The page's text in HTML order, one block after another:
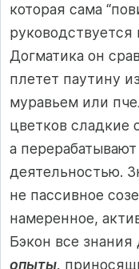
которая сама
руководствуется
Догматика он
плетет паутину
муравьем или
цветков сладкие
а
деятельностью.
не пассивное
намеренное,
Бэкон все знания
опыты,